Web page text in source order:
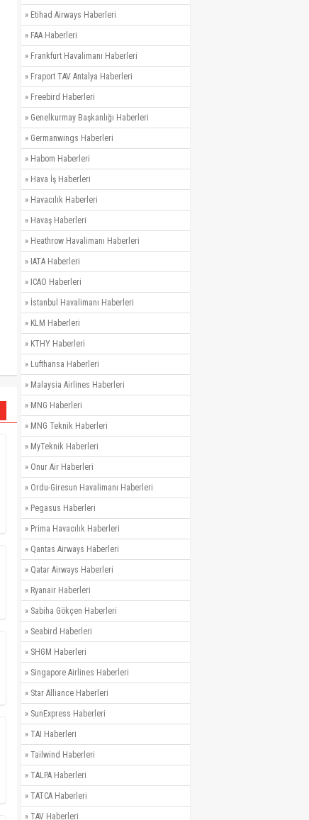
» Etihad Airways Haberleri
» FAA Haberleri
» Frankfurt Havalimanı Haberleri
» Fraport TAV Antalya Haberleri
» Freebird Haberleri
» Genelkurmay Başkanlığı Haberleri
» Germanwings Haberleri
» Habom Haberleri
» Hava İş Haberleri
» Havacılık Haberleri
» Havaş Haberleri
» Heathrow Havalimanı Haberleri
» IATA Haberleri
» ICAO Haberleri
» İstanbul Havalimanı Haberleri
» KLM Haberleri
» KTHY Haberleri
» Lufthansa Haberleri
» Malaysia Airlines Haberleri
» MNG Haberleri
» MNG Teknik Haberleri
» MyTeknik Haberleri
» Onur Air Haberleri
» Ordu-Giresun Havalimanı Haberleri
» Pegasus Haberleri
» Prima Havacılık Haberleri
» Qantas Airways Haberleri
» Qatar Airways Haberleri
» Ryanair Haberleri
» Sabiha Gökçen Haberleri
» Seabird Haberleri
» SHGM Haberleri
» Singapore Airlines Haberleri
» Star Alliance Haberleri
» SunExpress Haberleri
» TAI Haberleri
» Tailwind Haberleri
» TALPA Haberleri
» TATCA Haberleri
» TAV Haberleri